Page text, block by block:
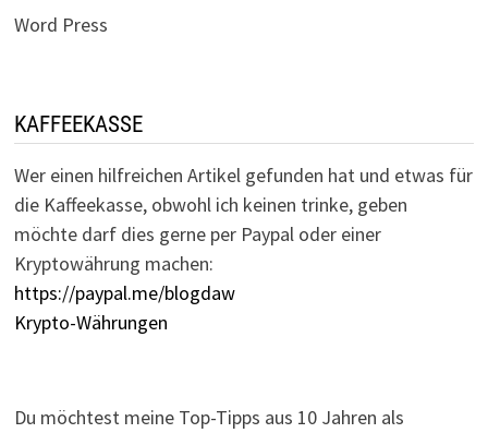
Word Press
KAFFEEKASSE
Wer einen hilfreichen Artikel gefunden hat und etwas für
die Kaffeekasse, obwohl ich keinen trinke, geben
möchte darf dies gerne per Paypal oder einer
Kryptowährung machen:
https://paypal.me/blogdaw
Krypto-Währungen
Du möchtest meine Top-Tipps aus 10 Jahren als